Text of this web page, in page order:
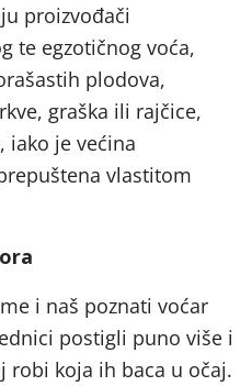
proizvođači
te egzotičnog voća,
plodova,
graška ili rajčice,
iako je većina
vlastitom
i naš poznati voćar
postigli puno više i
robi koja ih baca u očaj.